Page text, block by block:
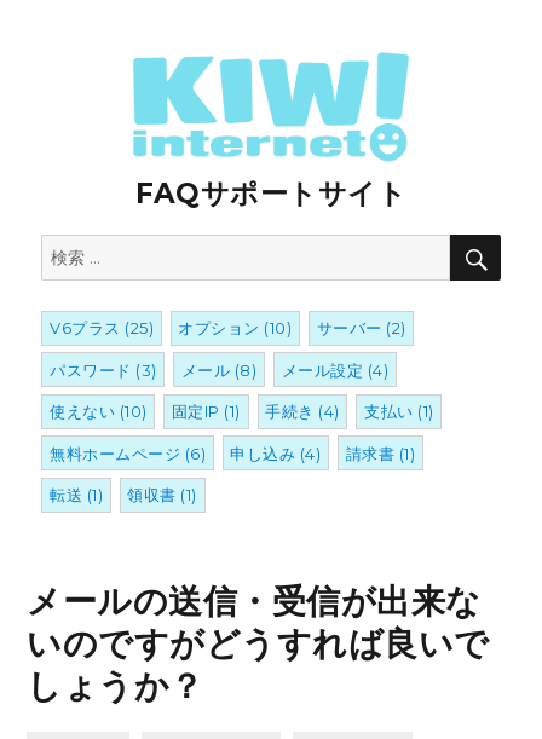
FAQサポートサイト
検
索:
検
V6プラス (25) オプション (10) サーバー (2)
パスワード (3) メール (8) メール設定 (4)
使えない (10) 固定IP (1) 手続き (4) 支払い (1)
無料ホームページ (6) 申し込み (4) 請求書 (1)
転送 (1) 領収書 (1)
メールの送信・受信が出来な
いのですがどうすれば良いで
しょうか？